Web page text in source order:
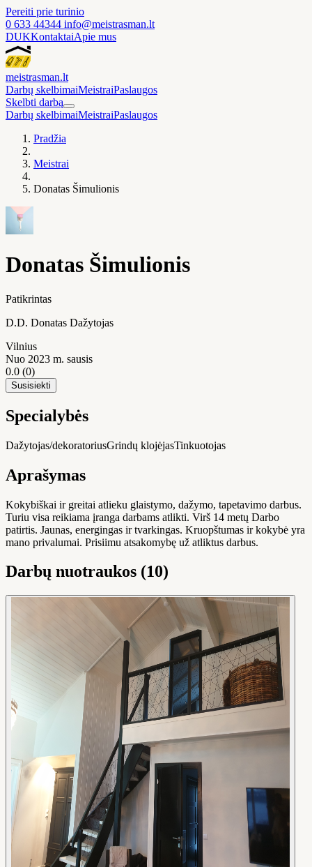
Pereiti prie turinio
0 633 44344 info@meistrasman.lt
DUKKontaktaiApie mus
meistrasman.lt
Darbų skelbimaiMeistraiPaslaugos
Skelbti darbą
Darbų skelbimaiMeistraiPaslaugos
Pradžia
Meistrai
Donatas Šimulionis
Donatas Šimulionis
Patikrintas
D.D. Donatas Dažytojas
Vilnius
Nuo 2023 m. sausis
0.0 (0)
Susisiekti
Specialybės
Dažytojas/dekoratoriusGrindų klojėjasTinkuotojas
Aprašymas
Kokybiškai ir greitai atlieku glaistymo, dažymo, tapetavimo darbus.
Turiu visa reikiama įranga darbams atlikti. Virš 14 metų Darbo
patirtis. Jaunas, energingas ir tvarkingas. Kruopštumas ir kokybė yra
mano privalumai. Prisiimu atsakomybę už atliktus darbus.
Darbų nuotraukos (10)